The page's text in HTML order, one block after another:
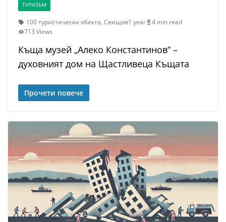
ТУРИЗЪМ
100 туристически обекта, Свищов1 year
4 min read
713 Views
Къща музей „Алеко Константинов“ –
духовният дом на Щастливеца Къщата
Прочети повече